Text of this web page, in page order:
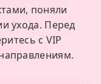
поняли
ухода. Перед
с VIP